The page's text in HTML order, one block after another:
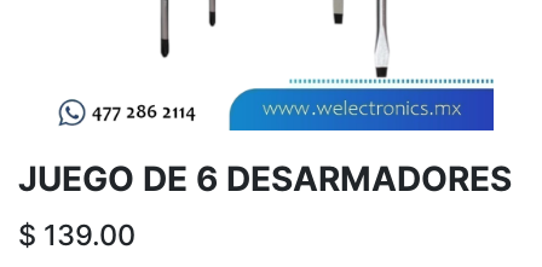
JUEGO DE 6 DESARMADORES
$ 139.00